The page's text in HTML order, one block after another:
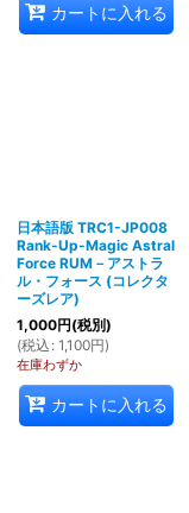
カートに入れる
日本語版 TRC1-JP008
Rank-Up-Magic Astral
Force RUM－アストラ
ル・フォース (コレクタ
ーズレア)
1,000円(税別)
(税込 : 1,100円)
在庫わずか
カートに入れる